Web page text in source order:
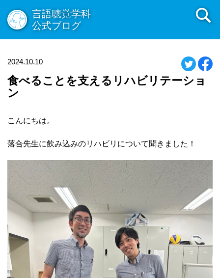
言語聴覚学科
公式ブログ
2024.10.10
食べることを支えるリハビリテーショ
ン
こんにちは。
落合先生に飲み込みのリハビリについて聞きました！